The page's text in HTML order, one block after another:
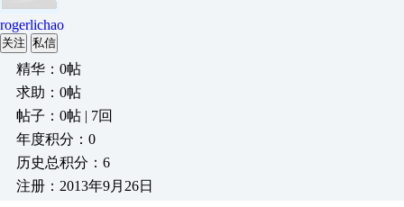
rogerlichao
关注 私信
精华：0帖
求助：0帖
帖子：0帖 | 7回
年度积分：0
历史总积分：6
注册：2013年9月26日